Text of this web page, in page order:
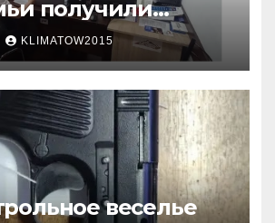
получили
в ходе
KLIMATOW2015
веселье